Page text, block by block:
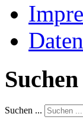
Suchen
Suchen ...